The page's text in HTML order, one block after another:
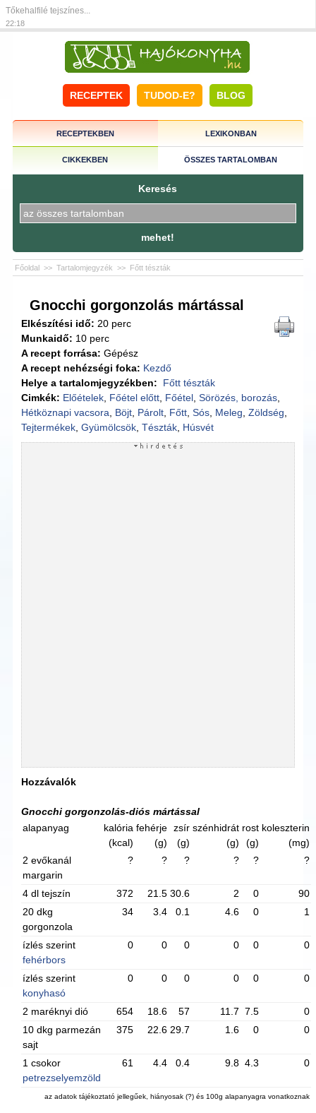
Tőkehalfilé tejszínes...
22:18
RECEPTEK TUDOD-E? BLOG
RECEPTEKBEN LEXIKONBAN
CIKKEKBEN ÖSSZES TARTALOMBAN
Keresés
mehet!
Főoldal >> Tartalomjegyzék >> Főtt tészták
Gnocchi gorgonzolás mártással
Elkészítési idő: 20 perc
Munkaidő: 10 perc
A recept forrása: Gépész
A recept nehézségi foka: Kezdő
Helye a tartalomjegyzékben:
Főtt tészták
Cimkék: Előételek Főétel előtt Főétel ,Sörözés, borozás
Hétköznapi vacsora
Böjt Párolt Főtt ,Sós Meleg ,Zöldség
Tejtermékek ,Gyümölcsök ,Tészták Húsvét
Hozzávalók
Gnocchi gorgonzolás-diós mártással
alapanyag
kalória
(kcal)
fehérje
(g)
zsír
(g)
szénhidrát
(g)
rost
(g)
koleszterin
(mg)
2 evőkanál
margarin
? ? ? ? ? ?
4 dl tejszín 372 21.5 30.6 2 0
90
20 dkg
gorgonzola
34 3.4 0.1 4.6 0 1
ízlés szerint
fehérbors
0 0 0 0 0 0
ízlés szerint
konyhasó
0 0 0 0 0 0
2 maréknyi dió 654 18.6 57 11.7 7.5
0
10 dkg parmezán
sajt
375 22.6 29.7 1.6 0 0
1 csokor
petrezselyemzöld
61 4.4 0.4 9.8 4.3 0
az adatok tájékoztató jellegűek, hiányosak (?) és 100g alapanyagra vonatkoznak